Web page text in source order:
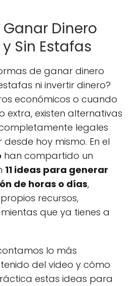
Ganar Dinero
Sin Estafas
de ganar dinero
ni invertir dinero?
económicos o cuando
extra, existen alternativas
legales
hoy mismo. En el
han compartido un
11 ideas para generar
de horas o días,
recursos,
que ya tienes a
lo más
del video y cómo
estas ideas para